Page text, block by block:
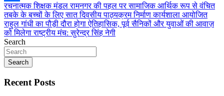
Share
Post
navigation
रचनात्मक शिक्षक मंडल रामनगर की पहल पर सामाजिक आर्थिक रूप से वंचित
तबके के बच्चों के लिए सात दिवसीय पाठ्यक्रम निर्माण कार्यशाला आयोजित
राहुल गांधी का पौड़ी दौरा होगा ऐतिहासिक, पूर्व सैनिकों और युवाओं की आवाज़
को मिलेगा राष्ट्रीय मंच: सुरेन्द्र सिंह नेगी
Search
Search
Recent Posts